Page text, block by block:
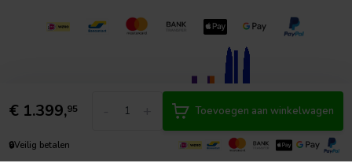
€ 1.399,95 Toevoegen aan winkelwagen
🔒Veilig betalen